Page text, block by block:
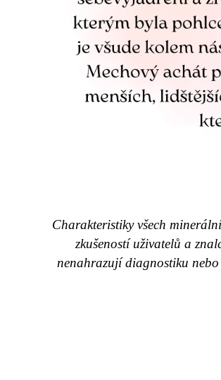
Charakteristiky všech
zkušeností uživatelů a
nenahrazují diagnostiku